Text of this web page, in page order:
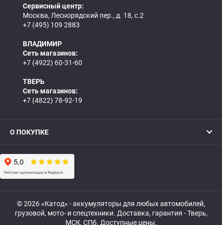
Сервисный центр:
Москва, Леснорядский пер., д. 18, с.2
+7 (495) 109 2883
ВЛАДИМИР
Сеть магазинов:
+7 (4922) 60-31-60
ТВЕРЬ
Сеть магазинов:
+7 (4822) 78-92-19
О ПОКУПКЕ
© 2026 «Катод» - аккумуляторы для любых автомобилей,
грузовой, мото- и спецтехники. Доставка, гарантия - Тверь,
МСК, СПб. Доступные цены.